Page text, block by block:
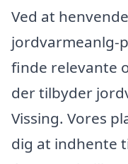
Ved at
jordvarmeanlg-
finde relevante
der tilbyder
Vissing. Vores
dig at indhente